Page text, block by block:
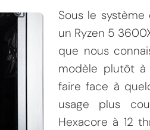
Sous le
un Ryzen 5
que nous
modèle plutôt à
faire face à
usage plus
Hexacore à 12